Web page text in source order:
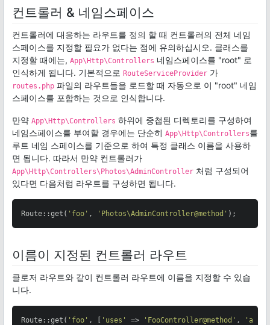
컨트롤러 & 네임스페이스
컨트롤러에 대응하는 라우트를 정의 할 때 컨트롤러의 전체 네임
스페이스를 지정할 필요가 없다는 점에 유의하십시오. 클래스를
지정할 때에는, App\Http\Controllers 네임스페이스를 "root" 로
인식하게 됩니다. 기본적으로 RouteServiceProvider 가
routes.php 파일의 라우트들을 로드할 때 자동으로 이 "root" 네임
스페이스를 포함하는 것으로 인식합니다.
만약 App\Http\Controllers 하위에 중첩된 디렉토리를 구성하여
네임스페이스를 부여할 경우에는 단순히 App\Http\Controllers를
루트 네임 스페이스를 기준으로 하여 특정 클래스 이름을 사용하
면 됩니다. 따라서 만약 컨트롤러가
App\Http\Controllers\Photos\AdminController 처럼 구성되어
있다면 다음처럼 라우트를 구성하면 됩니다.
Route::get( 'foo' , 'Photos\AdminController@method' );
이름이 지정된 컨트롤러 라우트
클로저 라우트와 같이 컨트롤러 라우트에 이름을 지정할 수 있습
니다.
Route::get( 'foo' , [ 'uses' => 'FooController@method' , 'as'